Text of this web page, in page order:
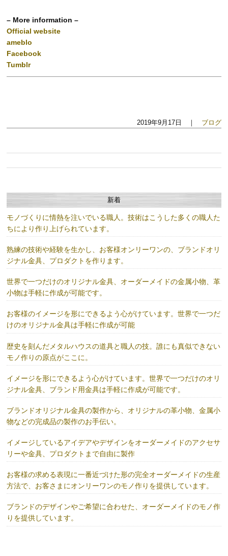
– More information –
Official website
ameblo
Facebook
Tumblr
2019年9月17日 ｜ ブログ
新着
モノづくりに情熱を注いでいる職人。技術はこうした多くの職人た
ちにより作り上げられています。
熟練の技術や経験を生かし、お客様オンリーワンの、ブランドオリ
ジナル金具、プロダクトを作ります。
世界で一つだけのオリジナル金具、オーダーメイドの金属小物、革
小物は手軽に作成が可能です。
お客様のイメージを形にできるよう心がけています。世界で一つだ
けのオリジナル金具は手軽に作成が可能
歴史を刻んだメタルハウスの道具と職人の技。誰にも真似できない
モノ作りの原点がここに。
イメージを形にできるよう心がけています。世界で一つだけのオリ
ジナル金具、ブランド用金具は手軽に作成が可能です。
ブランドオリジナル金具の製作から、オリジナルの革小物、金属小
物などの完成品の製作のお手伝い。
イメージしているアイデアやデザインをオーダーメイドのアクセサ
リーや金具、プロダクトまで自由に製作
お客様の求める表現に一番近づけた形の完全オーダーメイドの生産
方法で、お客さまにオンリーワンのモノ作りを提供しています。
ブランドのデザインやご希望に合わせた、オーダーメイドのモノ作
りを提供しています。